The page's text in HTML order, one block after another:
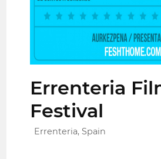
Errenteria
Festival
Errenteria, Spain